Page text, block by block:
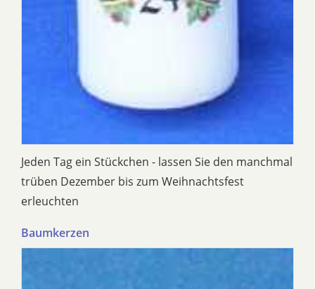
Jeden Tag ein Stückchen - lassen Sie den manchmal
trüben Dezember bis zum Weihnachtsfest
erleuchten
Baumkerzen